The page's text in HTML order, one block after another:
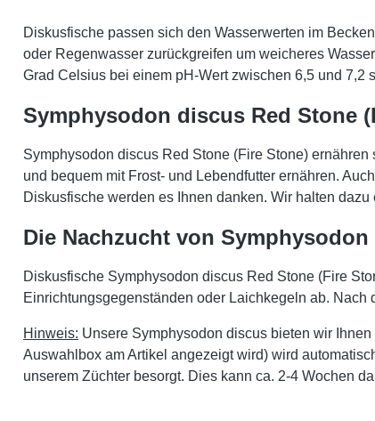
Diskusfische passen sich den Wasserwerten im
oder Regenwasser zurückgreifen um weicheres
Grad Celsius bei einem pH-Wert zwischen 6,5 und
Symphysodon discus Red Stone
Symphysodon discus Red Stone (Fire Stone)
und bequem mit Frost- und Lebendfutter ernähren.
Diskusfische werden es Ihnen danken. Wir halten
Die Nachzucht von
Diskusfische Symphysodon discus Red Stone (Fire
Einrichtungsgegenständen oder Laichkegeln ab.
Hinweis: Unsere Symphysodon discus bieten wir
Auswahlbox am Artikel angezeigt wird) wird
unserem Züchter besorgt. Dies kann ca. 2-4 Wochen